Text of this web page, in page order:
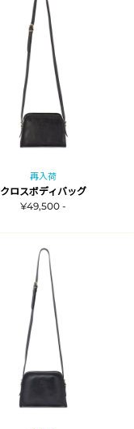
再入荷
クロスボディバッグ
¥49,500 -